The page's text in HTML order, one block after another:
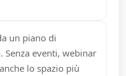
un piano di
eventi, webinar
lo spazio più